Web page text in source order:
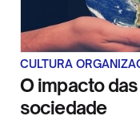
CULTURA
O impacto
sociedade